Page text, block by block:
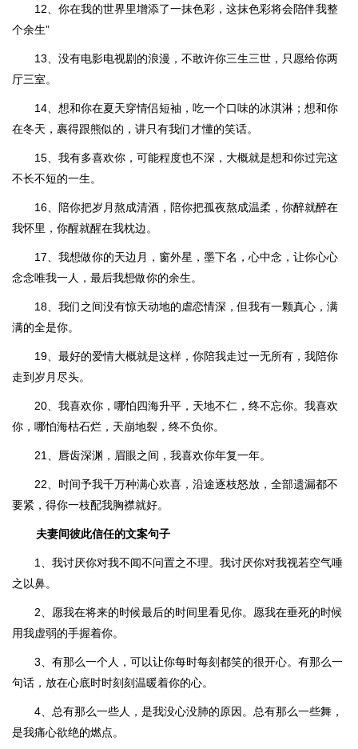
12、你在我的世界里增添了一抹色彩，这抹色彩将会陪伴我整
个余生”
13、没有电影电视剧的浪漫，不敢许你三生三世，只愿给你两
厅三室。
14、想和你在夏天穿情侣短袖，吃一个口味的冰淇淋；想和你
在冬天，裹得跟熊似的，讲只有我们才懂的笑话。
15、我有多喜欢你，可能程度也不深，大概就是想和你过完这
不长不短的一生。
16、陪你把岁月熬成清酒，陪你把孤夜熬成温柔，你醉就醉在
我怀里，你醒就醒在我枕边。
17、我想做你的天边月，窗外星，墨下名，心中念，让你心心
念念唯我一人，最后我想做你的余生。
18、我们之间没有惊天动地的虐恋情深，但我有一颗真心，满
满的全是你。
19、最好的爱情大概就是这样，你陪我走过一无所有，我陪你
走到岁月尽头。
20、我喜欢你，哪怕四海升平，天地不仁，终不忘你。我喜欢
你，哪怕海枯石烂，天崩地裂，终不负你。
21、唇齿深渊，眉眼之间，我喜欢你年复一年。
22、时间予我千万种满心欢喜，沿途逐枝怒放，全部遗漏都不
要紧，得你一枝配我胸襟就好。
夫妻间彼此信任的文案句子
1、我讨厌你对我不闻不问置之不理。我讨厌你对我视若空气唾
之以鼻。
2、愿我在将来的时候最后的时间里看见你。愿我在垂死的时候
用我虚弱的手握着你。
3、有那么一个人，可以让你每时每刻都笑的很开心。有那么一
句话，放在心底时时刻刻温暖着你的心。
4、总有那么一些人，是我没心没肺的原因。总有那么一些舞，
是我痛心欲绝的燃点。